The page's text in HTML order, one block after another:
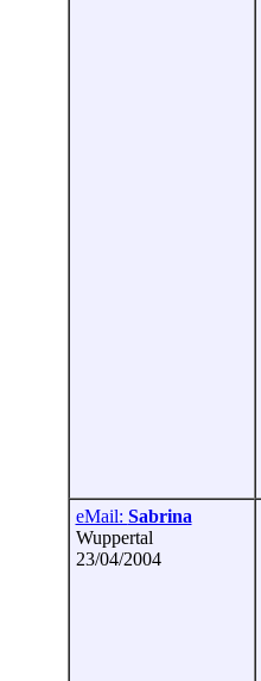
eMail: Sabrina
Wuppertal
23/04/2004